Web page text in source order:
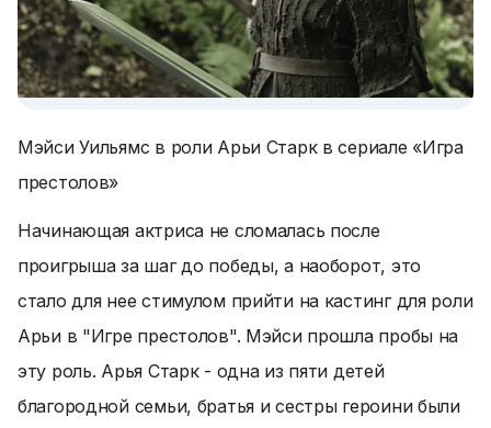
Мэйси Уильямс в роли Арьи Старк в сериале «Игра
престолов»
Начинающая актриса не сломалась после
проигрыша за шаг до победы, а наоборот, это
стало для нее стимулом прийти на кастинг для роли
Арьи в "Игре престолов". Мэйси прошла пробы на
эту роль. Арья Старк - одна из пяти детей
благородной семьи, братья и сестры героини были